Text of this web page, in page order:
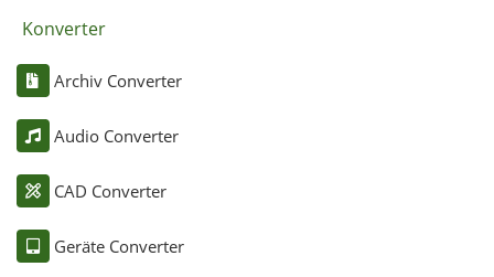
Konverter
Archiv Converter
Audio Converter
CAD Converter
Geräte Converter